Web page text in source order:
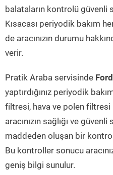
balataların kontrolü güvenli
Kısacası periyodik bakım
de aracınızın durumu
verir.
Pratik Araba servisinde Ford
yaptırdığınız periyodik
filtresi, hava ve polen filtresi
aracınızın sağlığı ve
maddeden oluşan bir kontrol
Bu kontroller sonucu
geniş bilgi sunulur.